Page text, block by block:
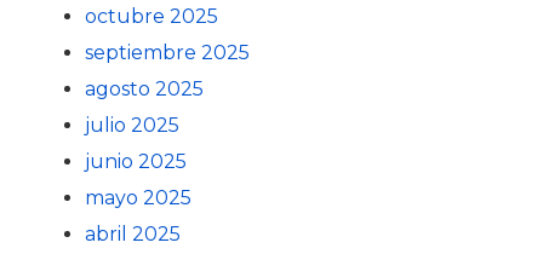
octubre 2025
septiembre 2025
agosto 2025
julio 2025
junio 2025
mayo 2025
abril 2025